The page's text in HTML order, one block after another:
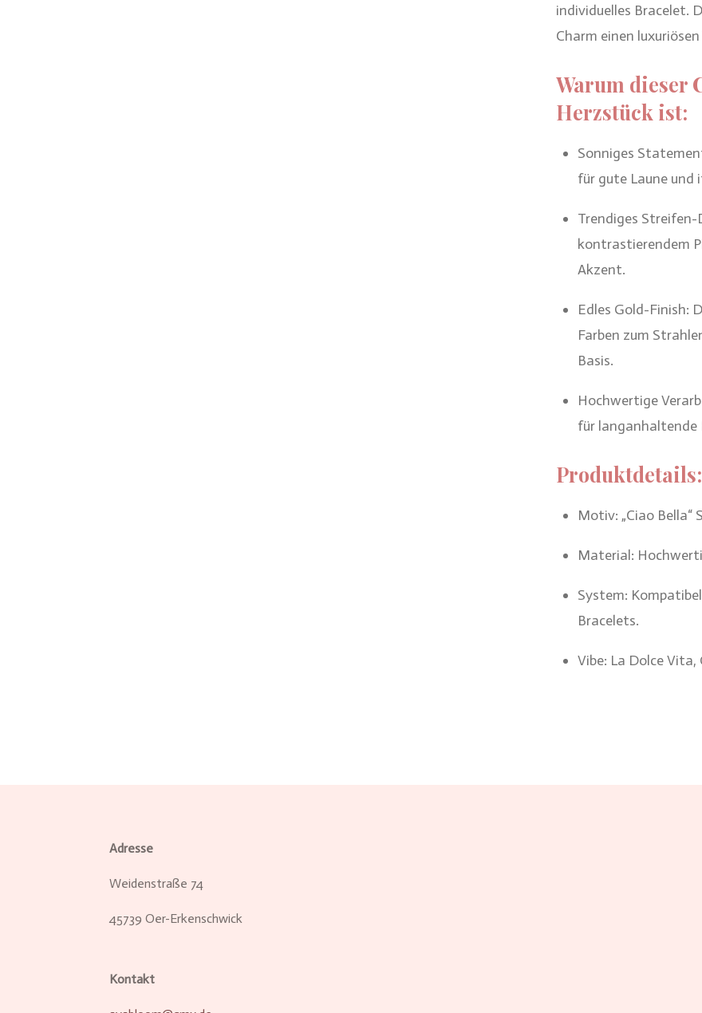
individuelles Bracelet.
Charm einen luxuriösen
Warum dieser
Herzstück ist:
Sonniges
für gute Laune und
Trendiges
kontrastierendem
Akzent.
Edles Gold-Finish:
Farben zum
Basis.
Hochwertige
für langanhaltende
Produktdetails:
Motiv: „Ciao
Material:
System:
Bracelets.
Vibe: La Dolce
Adresse
Weidenstraße 74
45739 Oer-Erkenschwick
Kontakt